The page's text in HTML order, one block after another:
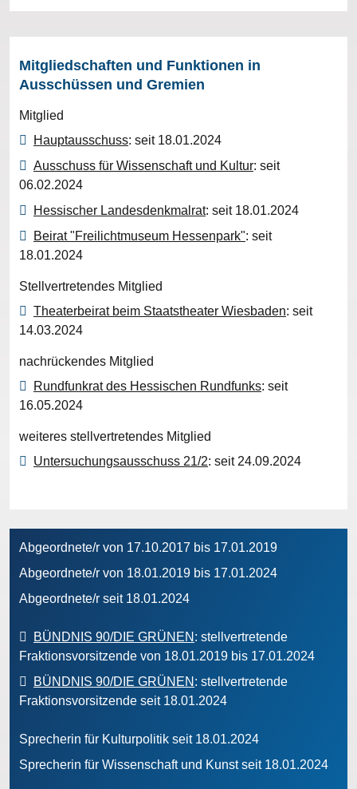
Mitgliedschaften und Funktionen in
Ausschüssen und Gremien
Mitglied
Hauptausschuss: seit 18.01.2024
Ausschuss für Wissenschaft und Kultur: seit
06.02.2024
Hessischer Landesdenkmalrat: seit 18.01.2024
Beirat "Freilichtmuseum Hessenpark": seit
18.01.2024
Stellvertretendes Mitglied
Theaterbeirat beim Staatstheater Wiesbaden: seit
14.03.2024
nachrückendes Mitglied
Rundfunkrat des Hessischen Rundfunks: seit
16.05.2024
weiteres stellvertretendes Mitglied
Untersuchungsausschuss 21/2: seit 24.09.2024
Abgeordnete/r von 17.10.2017 bis 17.01.2019
Abgeordnete/r von 18.01.2019 bis 17.01.2024
Abgeordnete/r seit 18.01.2024
BÜNDNIS 90/DIE GRÜNEN : stellvertretende
Fraktionsvorsitzende von 18.01.2019 bis 17.01.2024
BÜNDNIS 90/DIE GRÜNEN : stellvertretende
Fraktionsvorsitzende seit 18.01.2024
Sprecherin für Kulturpolitik seit 18.01.2024
Sprecherin für Wissenschaft und Kunst seit 18.01.2024